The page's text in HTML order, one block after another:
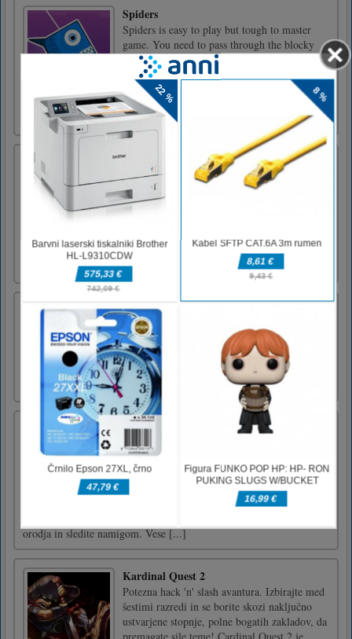
Spiders
Spiders is easy to play but tough to master
game. You need to pass through the blocky
area by swinging on roof and blocks. Avoid
the obstacles and collect the gems along your
way to unlock fantastic new heroes. Good
LuckTap and hold to swing and release to go
down
Corona Virus Memory
Corona Virus Memory is a free online game
from genre of memory and monsters truck
games. Flip the tiles and try to match them up
complete the game in as few moves as
possible! There are is 4 levels. Use mouse to
click or tap to scree [...]
Ellie Model tedna mode
Imejte se čudovito ob igranju te nadvse nove
igre oblačenja!Vsako dejanje v igri se izvede z
levim klikom.
Izdelovalec ulične hrane
Street Food Maker je simulacijska igra za
kuhanje ulične hrane z 2D umetniškimi
animacijami risanih iger. Izberete lahko
Animal Bread Bowls in Deep Fried Ice
Cream. Na seznamu receptov se lahko naučite,
orodja in sledite namigom. Vese [...]
Kardinal Quest 2
Potezna hack 'n' slash avantura. Izbirajte med
šestimi razredi in se borite skozi naključno
ustvarjene stopnje, polne bogatih zakladov, da